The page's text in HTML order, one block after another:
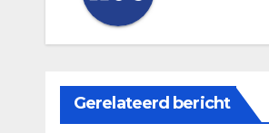
Gerelateerd bericht